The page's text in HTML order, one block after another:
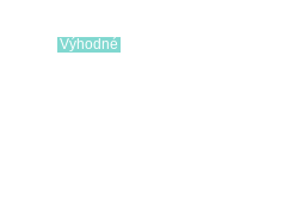
Výhodné